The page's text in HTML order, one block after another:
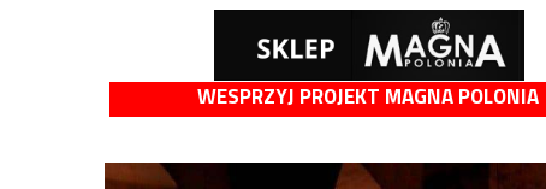
WESPRZYJ PROJEKT MAGNA POLONIA